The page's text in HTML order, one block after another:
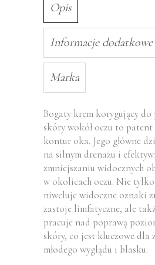
Opis
Informacje dodatkowe
Marka
Bogaty krem korygujący
skóry wokół oczu to
kontur oka. Jego główne
na silnym drenażu i
zmniejszaniu widocznych
w okolicach oczu. Nie
niweluje widoczne oznaki
zastoje limfatyczne, ale
pracuje nad poprawą
skóry, co jest kluczowe dla
młodego wyglądu i blasku.